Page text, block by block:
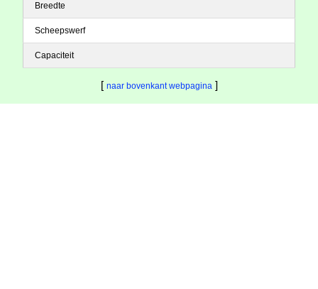
Breedte
Scheepswerf
Capaciteit
[ naar bovenkant webpagina ]